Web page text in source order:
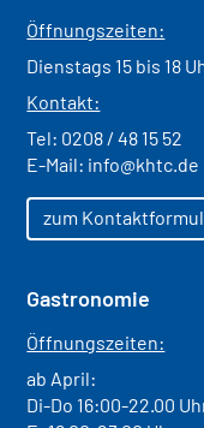
Öffnungszeiten:
Dienstags 15 bis 18
Kontakt:
Tel: 0208 / 48 15 52
E-Mail: info@khtc.de
zum
Gastronomie
Öffnungszeiten:
ab April:
Di-Do 16:00-22.00